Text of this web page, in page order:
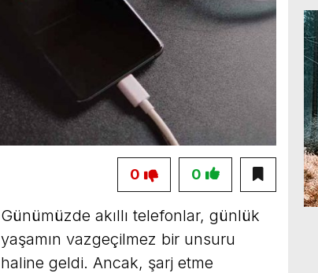
0
0
Günümüzde akıllı telefonlar, günlük
yaşamın vazgeçilmez bir unsuru
haline geldi. Ancak, şarj etme